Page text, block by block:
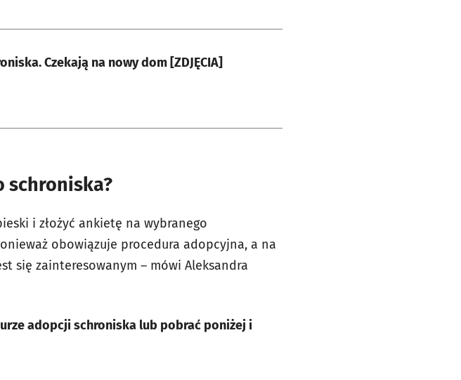
Czekają na nowy dom [ZDJĘCIA]
schroniska?
i złożyć ankietę na wybranego
obowiązuje procedura adopcyjna, a na
się zainteresowanym – mówi Aleksandra
adopcji schroniska lub pobrać poniżej i